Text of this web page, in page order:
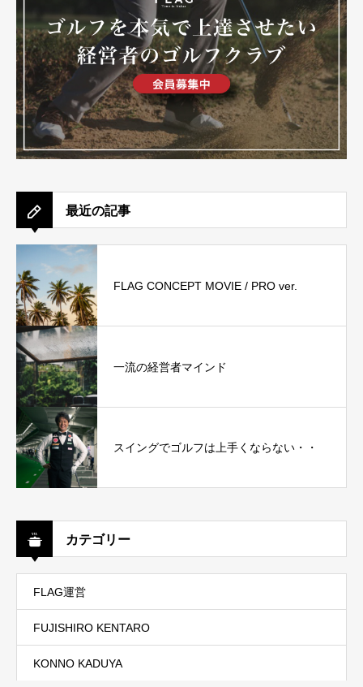
最近の記事
FLAG CONCEPT MOVIE / PRO ver.
一流の経営者マインド
スイングでゴルフは上手くならない・・
カテゴリー
FLAG運営
FUJISHIRO KENTARO
KONNO KADUYA